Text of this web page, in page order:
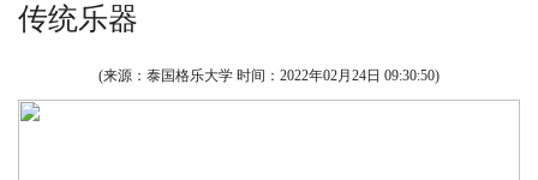
传统乐器
(来源：泰国格乐大学 时间： 2022年02月24日 09:30:50)